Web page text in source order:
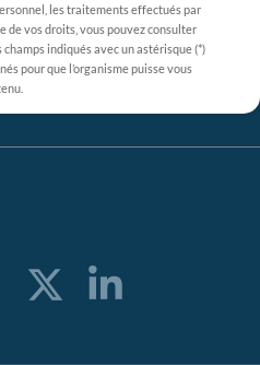
les traitements effectués par
de vos droits, vous pouvez consulter
champs indiqués avec un astérisque (*)
pour que l’organisme puisse vous